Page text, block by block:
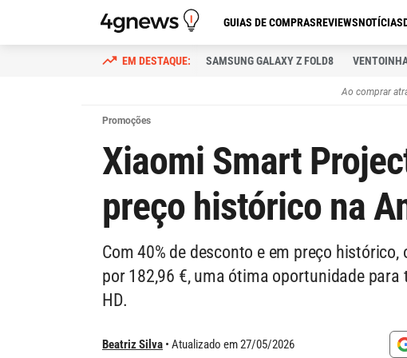
GUIAS DE COMPRASREVIEWSNOTÍCIAS
SAMSUNG GALAXY Z FOLD8
Ao comprar
Promoções
Xiaomi Smart
preço histórico na
Com 40% de desconto e em preço
por 182,96 €, uma ótima oportunidade para
HD.
Beatriz Silva Atualizado em 27/05/2026